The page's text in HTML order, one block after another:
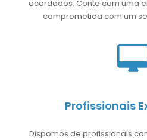
acordados. Conte com uma
comprometida com um
Profissionais
Dispomos de profissionais